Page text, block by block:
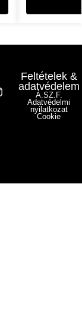
Feltételek &
adatvédelem
Á.SZ.F.
Adatvédelmi
nyilatkozat
Cookie